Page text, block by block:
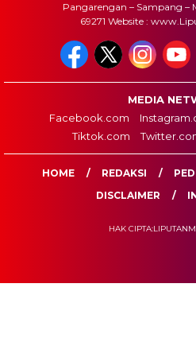
Pangarengan – Sampang –
69271 Website :
MEDIA
Facebook.com
Tiktok.com
HOME REDAKSI
DISCLAIMER
HAK